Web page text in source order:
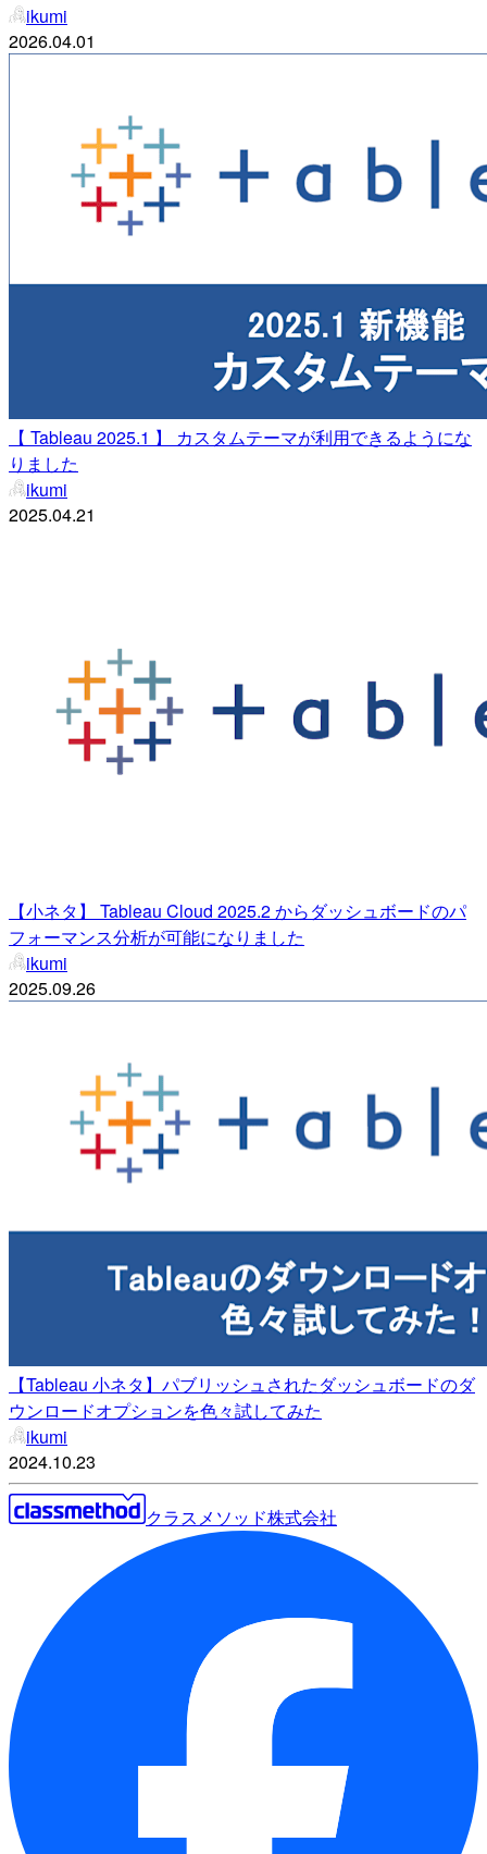
ikumi
2026.04.01
【 Tableau 2025.1 】 カスタムテーマが利用できるようにな
りました
ikumi
2025.04.21
【小ネタ】 Tableau Cloud 2025.2 からダッシュボードのパ
フォーマンス分析が可能になりました
ikumi
2025.09.26
【Tableau 小ネタ】パブリッシュされたダッシュボードのダ
ウンロードオプションを色々試してみた
ikumi
2024.10.23
クラスメソッド株式会社